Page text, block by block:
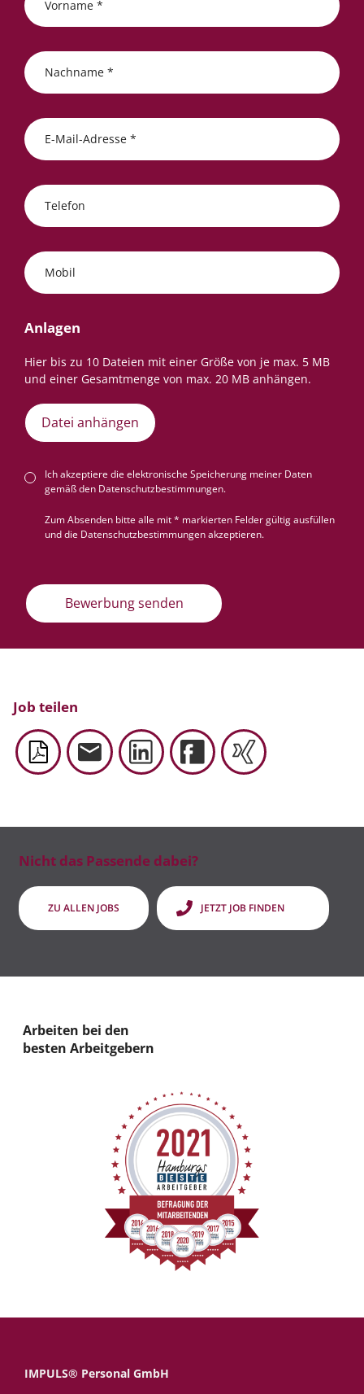
Vorname *
Nachname *
E-Mail-Adresse *
Telefon
Mobil
Anlagen
Datei anhängen
Ich akzeptiere die elektronische Speicherung meiner Daten
gemäß den Datenschutzbestimmungen.
Zum Absenden bitte alle mit * markierten Felder gültig ausfüllen
und die Datenschutzbestimmungen akzeptieren.
Bewerbung senden
Job teilen
Nicht das Passende dabei?
ZU ALLEN JOBS JETZT JOB FINDEN
Arbeiten bei den
besten Arbeitgebern
IMPULS® Personal GmbH